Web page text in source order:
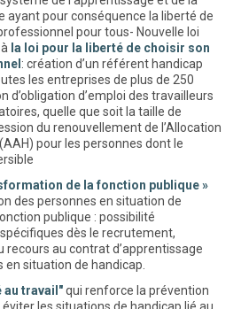
ayant pour conséquence la liberté de
pour tous- Nouvelle loi
la loi pour la liberté de choisir son
: création d’un référent handicap
les entreprises de plus de 250
d’obligation d’emploi des travailleurs
quelle que soit la taille de
du renouvellement de l’Allocation
pour les personnes dont le
de la fonction publique »
des personnes en situation de
publique : possibilité
dès le recrutement,
recours au contrat d’apprentissage
en situation de handicap.
au travail"qui renforce la prévention
les situations de handicap lié au